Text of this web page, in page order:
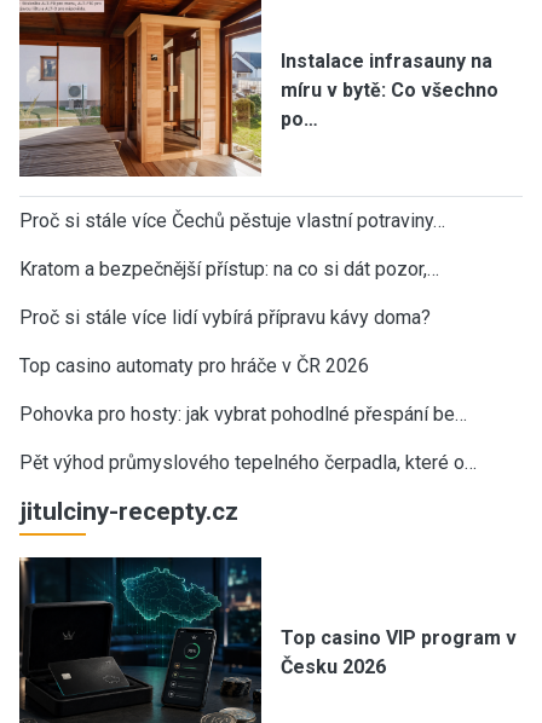
Instalace infrasauny na
míru v bytě: Co všechno
po…
Proč si stále více Čechů pěstuje vlastní potraviny…
Kratom a bezpečnější přístup: na co si dát pozor,…
Proč si stále více lidí vybírá přípravu kávy doma?
Top casino automaty pro hráče v ČR 2026
Pohovka pro hosty: jak vybrat pohodlné přespání be…
Pět výhod průmyslového tepelného čerpadla, které o…
jitulciny-recepty.cz
Top casino VIP program v
Česku 2026